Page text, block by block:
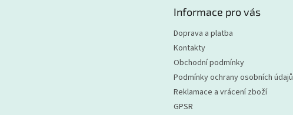
Informace pro vás
Doprava a platba
Kontakty
Obchodní podmínky
Podmínky ochrany osobních údajů
Reklamace a vrácení zboží
GPSR